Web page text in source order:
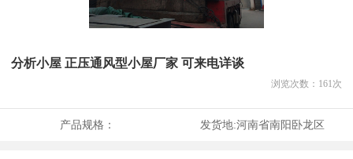
分析小屋 正压通风型小屋厂家 可来电详谈
浏览次数： 161次
产品规格： 发货地:河南省南阳卧龙区